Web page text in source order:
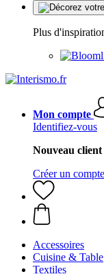
Plus
Mon compte
Identifiez-vous
Nouveau client
Créer un compte
Accessoires
Cuisine & Table
Textiles